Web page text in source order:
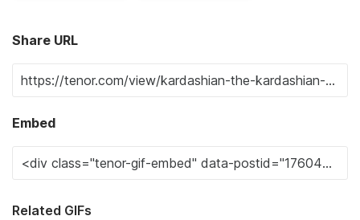
Share URL
Embed
Related GIFs